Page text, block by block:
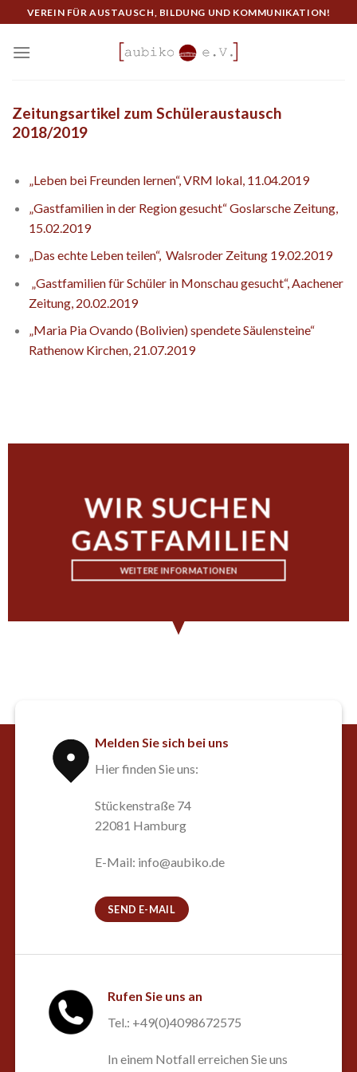
to
content
VEREIN FÜR AUSTAUSCH, BILDUNG UND KOMMUNIKATION!
Zeitungsartikel zum Schüleraustausch
2018/2019
„Leben bei Freunden lernen“, VRM lokal, 11.04.2019
„Gastfamilien in der Region gesucht“ Goslarsche Zeitung,
15.02.2019
„Das echte Leben teilen“, Walsroder Zeitung 19.02.2019
„Gastfamilien für Schüler in Monschau gesucht“, Aachener
Zeitung, 20.02.2019
„Maria Pia Ovando (Bolivien) spendete Säulensteine“
Rathenow Kirchen, 21.07.2019
WIR SUCHEN
GASTFAMILIEN
WEITERE INFORMATIONEN
Melden Sie sich bei uns
Hier finden Sie uns:
Stückenstraße 74
22081 Hamburg
E-Mail: info@aubiko.de
SEND E-MAIL
Rufen Sie uns an
Tel.: +49(0)4098672575
In einem Notfall erreichen Sie uns